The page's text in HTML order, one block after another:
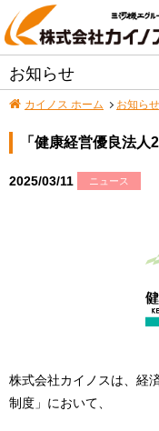
お知らせ
カイノス ホーム お知らせ
「健康経営優良法
2025/03/11 ニュース
株式会社カイノスは、経
制度」において、